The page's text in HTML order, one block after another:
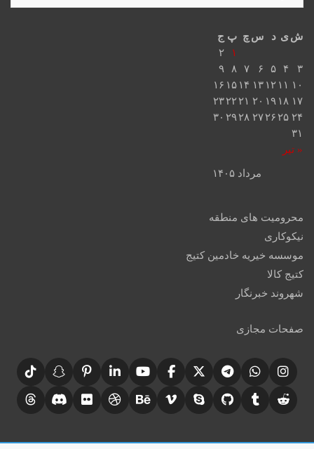
مرداد ۱۴۰۵
شی د س چ پ ج
« تیر
۱
۲
۳
۴ ۵ ۶ ۷ ۸
۹
۱۰ ۱۱ ۱۲ ۱۳ ۱۴ ۱۵ ۱۶
۱۷ ۱۸ ۱۹ ۲۰ ۲۱ ۲۲۲۳
۲۴ ۲۵ ۲۶۲۷ ۲۸ ۲۹ ۳۰
۳۱
محرومیت های منطقه
نیکوکاری
موسسه خیریه خادمین کتیج
کتیج کالا
شهروند خبرنگار
صفحات مجازی